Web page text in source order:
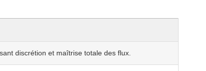
discrétion et maîtrise totale des flux.